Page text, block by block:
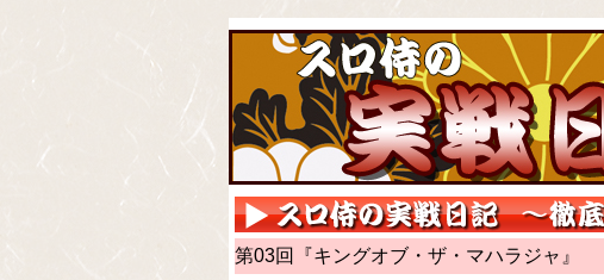
第03回『キングオブ・ザ・マハラジャ』